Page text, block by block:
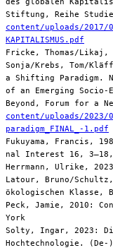
Stiftung, Reihe
content/uploads/2017/07/
KAPITALISMUS.pdf
Fricke, Thomas/Likaj,
Sonja/Krebs, Tom/
a Shifting Paradigm.
of an Emerging Socio-
Beyond, Forum for a
content/uploads/2023/
paradigm_FINAL_-1.pdf
Fukuyama, Francis,
nal Interest 16, 3–18,
Herrmann, Ulrike,
Latour, Bruno/
ökologischen Klasse,
Peck, Jamie, 2010:
York
Solty, Ingar, 2023:
Hochtechnologie.